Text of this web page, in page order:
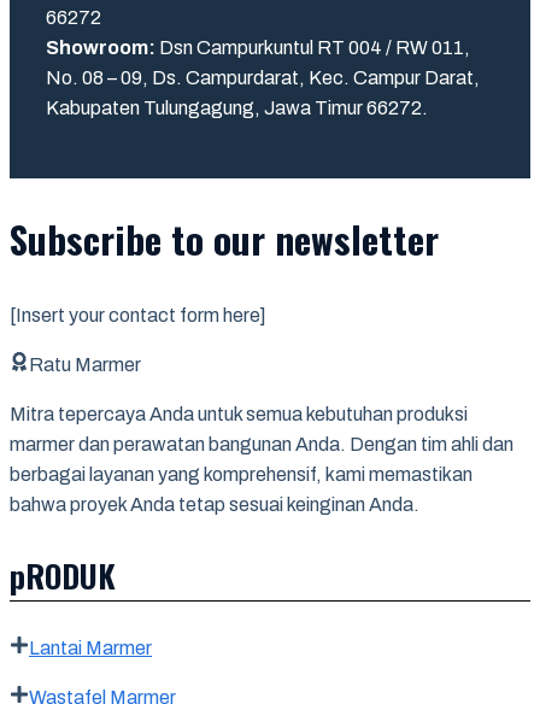
66272
Showroom: Dsn Campurkuntul RT 004 / RW 011,
No. 08 – 09, Ds. Campurdarat, Kec. Campur Darat,
Kabupaten Tulungagung, Jawa Timur 66272.
Subscribe to our newsletter
[Insert your contact form here]
Ratu Marmer
Mitra tepercaya Anda untuk semua kebutuhan produksi
marmer dan perawatan bangunan Anda. Dengan tim ahli dan
berbagai layanan yang komprehensif, kami memastikan
bahwa proyek Anda tetap sesuai keinginan Anda.
pRODUK
Lantai Marmer
Wastafel Marmer